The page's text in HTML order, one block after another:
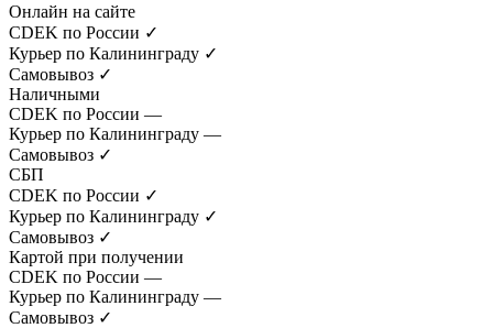
Онлайн на сайте
CDEK по России ✓
Курьер по Калининграду ✓
Самовывоз ✓
Наличными
CDEK по России —
Курьер по Калининграду —
Самовывоз ✓
СБП
CDEK по России ✓
Курьер по Калининграду ✓
Самовывоз ✓
Картой при получении
CDEK по России —
Курьер по Калининграду —
Самовывоз ✓